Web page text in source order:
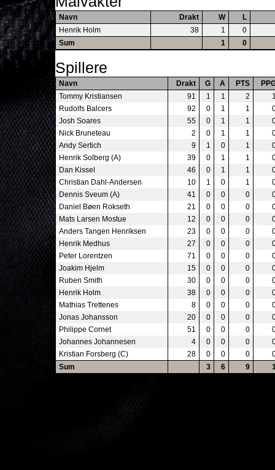
Navn Drakt W
L
Henrik Holm
38 1
0
Sum
1 0
Spillere
Navn Drakt G A PTS
Tommy Kristiansen
91 1 1 2
Rudolfs Balcers
92 0 1 1
Josh Soares
55 0 1 1
Nick Bruneteau
2 0 1 1
Andy Sertich
9 1 0 1
Henrik Solberg (A)
39 0 1 1
Dan Kissel
46 0 1 1
Christian Dahl-Andersen
10 1 0 1
Dennis Sveum (A)
41 0 0 0
Daniel Bøen Rokseth
21 0 0 0
Mats Larsen Mostue
12 0 0 0
Anders Tangen Henriksen
23 0 0 0
Henrik Medhus
27 0 0 0
Peter Lorentzen
71 0 0 0
Joakim Hjelm
15 0 0 0
Ruben Smith
30 0 0 0
Henrik Holm
38 0 0 0
Mathias Trettenes
8 0 0 0
Jonas Johansson
20 0 0 0
Philippe Cornet
51 0 0 0
Johannes Johannesen
4 0 0 0
Kristian Forsberg (C)
28 0 0 0
Sum
3 6 9